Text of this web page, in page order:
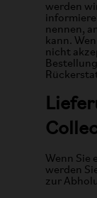
werden
nennen,
kann.
nicht
Wenn Sie
werden
zur